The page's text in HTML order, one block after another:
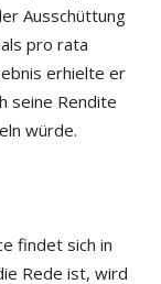
Ausschüttung
pro rata
erhielte er
seine Rendite
würde.
findet sich in
Rede ist, wird